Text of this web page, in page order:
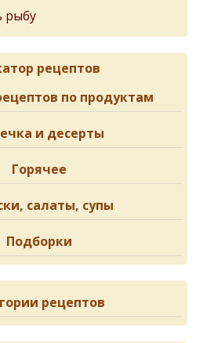
рыбу
рецептов
по продуктам
и десерты
Горячее
салаты, супы
Подборки
рецептов